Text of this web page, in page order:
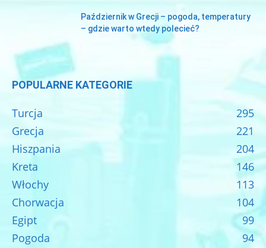
Październik w Grecji – pogoda, temperatury
– gdzie warto wtedy polecieć?
POPULARNE KATEGORIE
Turcja
295
Grecja
221
Hiszpania
204
Kreta
146
Włochy
113
Chorwacja
104
Egipt
99
Pogoda
94